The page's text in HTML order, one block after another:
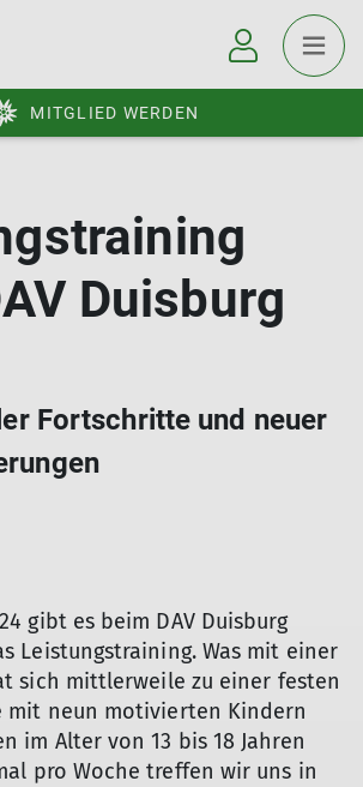
MITGLIED WERDEN
Duisburg
Fortschritte und neuer
gibt es beim DAV Duisburg
Leistungstraining. Was mit einer
sich mittlerweile zu einer festen
mit neun motivierten Kindern
im Alter von 13 bis 18 Jahren
pro Woche treffen wir uns in